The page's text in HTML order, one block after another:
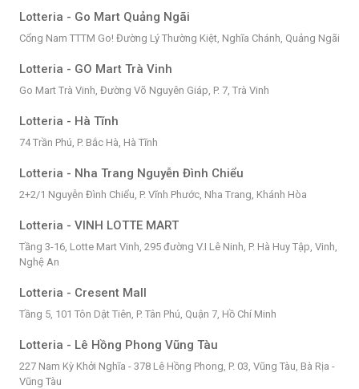
Lotteria - Go Mart Quảng Ngãi
Cổng Nam TTTM Go! Đường Lý Thường Kiệt, Nghĩa Chánh, Quảng Ngãi
Lotteria - GO Mart Trà Vinh
Go Mart Trà Vinh, Đường Võ Nguyên Giáp, P. 7, Trà Vinh
Lotteria - Hà Tĩnh
74 Trần Phú, P. Bắc Hà, Hà Tĩnh
Lotteria - Nha Trang Nguyễn Đình Chiểu
2+2/1 Nguyễn Đình Chiểu, P. Vĩnh Phước, Nha Trang, Khánh Hòa
Lotteria - VINH LOTTE MART
Tầng 3-16, Lotte Mart Vinh, 295 đường V.I Lê Ninh, P. Hà Huy Tập, Vinh,
Nghệ An
Lotteria - Cresent Mall
Tầng 5, 101 Tôn Dật Tiên, P. Tân Phú, Quận 7, Hồ Chí Minh
Lotteria - Lê Hồng Phong Vũng Tàu
227 Nam Kỳ Khởi Nghĩa - 378 Lê Hồng Phong, P. 03, Vũng Tàu, Bà Rịa -
Vũng Tàu